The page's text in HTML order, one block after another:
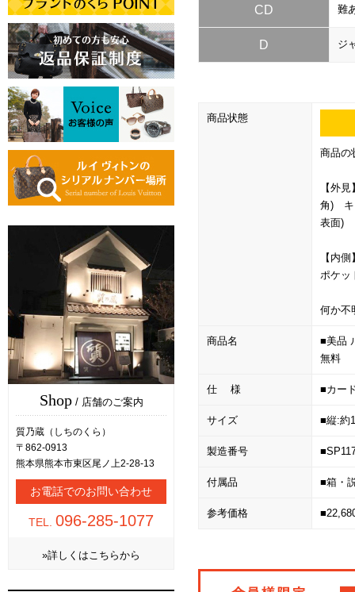
Shop/ 店舗のご案内
質乃蔵（しちのくら）
〒862-0913
熊本県熊本市東区尾ノ上2-28-13
お電話でのお問い合わせ
TEL. 096-285-1077
»詳しくはこちらから
CD 難
D ジ
商品状態
商品の
【外
角) キ
表面)
【内
ポケ
何か不
商品名
■美品
無料
仕 様 ■カー
サイズ ■縦:約
製造番号
付属品 ■箱・
参考価格